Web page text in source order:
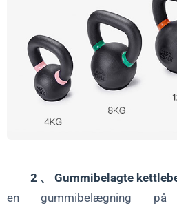
2 、 Gummibelagte
en gummibelægning på